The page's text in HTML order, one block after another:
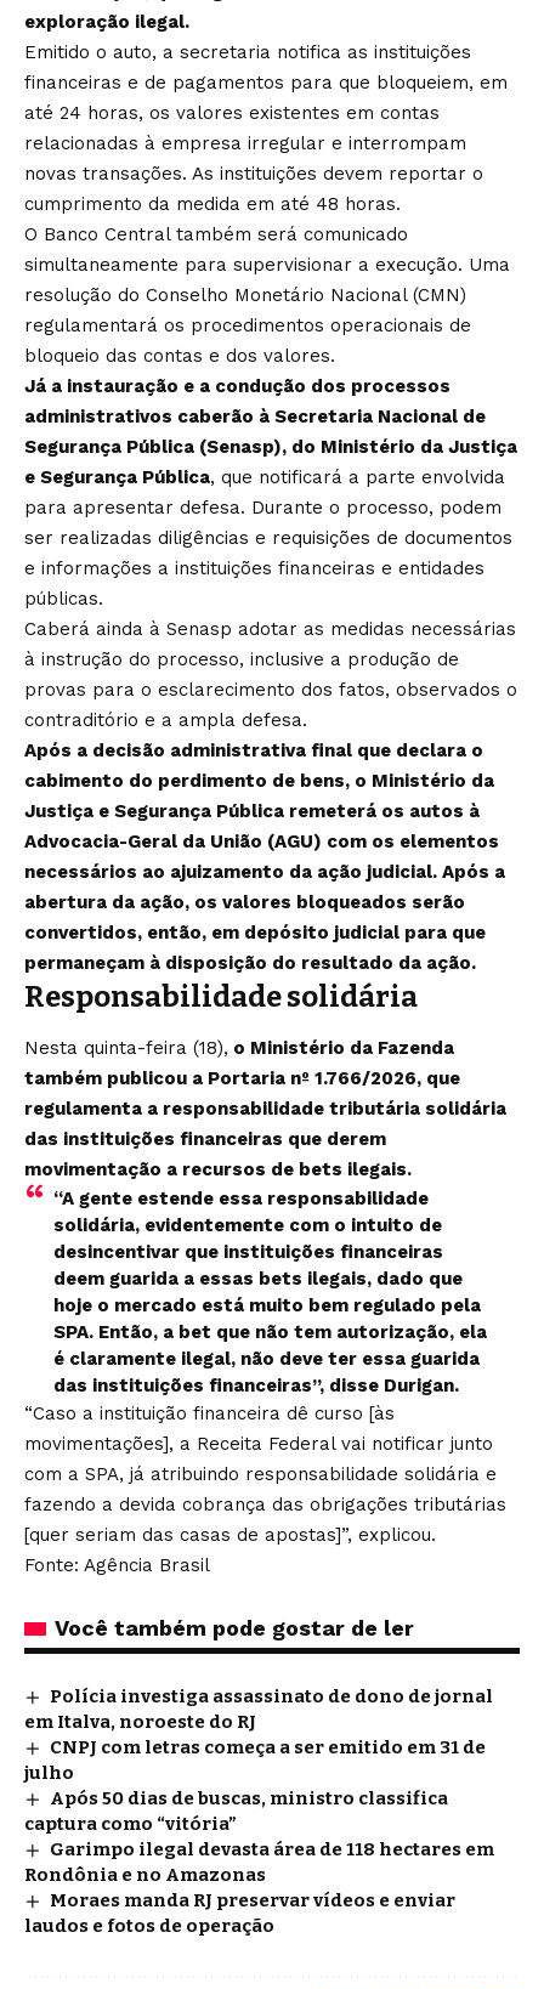
exploração ilegal.
Emitido o auto, a secretaria notifica as instituições
financeiras e de pagamentos para que bloqueiem, em
até 24 horas, os valores existentes em contas
relacionadas à empresa irregular e interrompam
novas transações. As instituições devem reportar o
cumprimento da medida em até 48 horas.
O Banco Central também será comunicado
simultaneamente para supervisionar a execução. Uma
resolução do Conselho Monetário Nacional (CMN)
regulamentará os procedimentos operacionais de
bloqueio das contas e dos valores.
Já a instauração e a condução dos processos
administrativos caberão à Secretaria Nacional de
Segurança Pública (Senasp), do Ministério da Justiça
e Segurança Pública, que notificará a parte envolvida
para apresentar defesa. Durante o processo, podem
ser realizadas diligências e requisições de documentos
e informações a instituições financeiras e entidades
públicas.
Caberá ainda à Senasp adotar as medidas necessárias
à instrução do processo, inclusive a produção de
provas para o esclarecimento dos fatos, observados o
contraditório e a ampla defesa.
Após a decisão administrativa final que declara o
cabimento do perdimento de bens, o Ministério da
Justiça e Segurança Pública remeterá os autos à
Advocacia-Geral da União (AGU) com os elementos
necessários ao ajuizamento da ação judicial. Após a
abertura da ação, os valores bloqueados serão
convertidos, então, em depósito judicial para que
permaneçam à disposição do resultado da ação.
Responsabilidade solidária
Nesta quinta-feira (18), o Ministério da Fazenda
também publicou a Portaria nº 1.766/2026, que
regulamenta a responsabilidade tributária solidária
das instituições financeiras que derem
movimentação a recursos de bets ilegais.
“A gente estende essa responsabilidade
solidária, evidentemente com o intuito de
desincentivar que instituições financeiras
deem guarida a essas bets ilegais, dado que
hoje o mercado está muito bem regulado pela
SPA. Então, a bet que não tem autorização, ela
é claramente ilegal, não deve ter essa guarida
das instituições financeiras”, disse Durigan.
“Caso a instituição financeira dê curso [às
movimentações], a Receita Federal vai notificar junto
com a SPA, já atribuindo responsabilidade solidária e
fazendo a devida cobrança das obrigações tributárias
[quer seriam das casas de apostas]”, explicou.
Fonte: Agência Brasil
Você também pode gostar de ler
Polícia investiga assassinato de dono de jornal
em Italva, noroeste do RJ
CNPJ com letras começa a ser emitido em 31 de
julho
Após 50 dias de buscas, ministro classifica
captura como “vitória”
Garimpo ilegal devasta área de 118 hectares em
Rondônia e no Amazonas
Moraes manda RJ preservar vídeos e enviar
laudos e fotos de operação